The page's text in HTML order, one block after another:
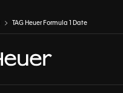
TAG Heuer Formula 1 Date